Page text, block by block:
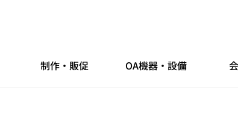
制作・販促 OA機器・設備